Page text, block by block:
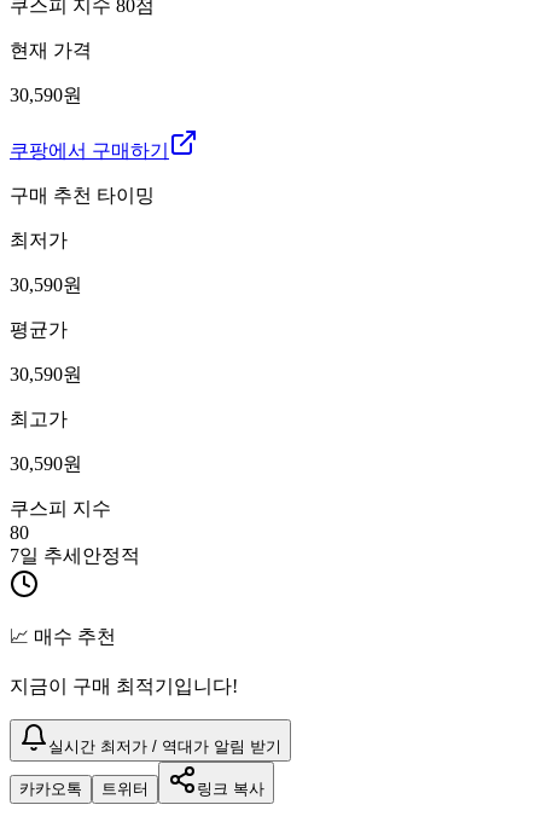
쿠스피 지수 80점
현재 가격
30,590원
쿠팡에서 구매하기
구매 추천 타이밍
최저가
30,590원
평균가
30,590원
최고가
30,590원
쿠스피 지수
80
7일 추세 안정적
📈 매수 추천
지금이 구매 최적기입니다!
실시간 최저가 / 역대가 알림 받기
카카오톡 트위터 링크 복사